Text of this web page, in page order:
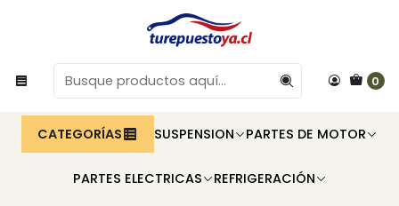
0
CATEGORÍAS SUSPENSION PARTES DE MOTOR
PARTES ELECTRICAS REFRIGERACIÓN